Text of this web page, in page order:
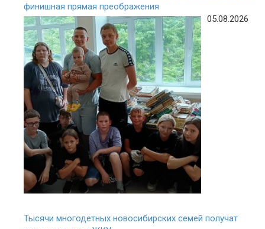
финишная прямая преображения
05.08.2026
Тысячи многодетных новосибирских семей получат